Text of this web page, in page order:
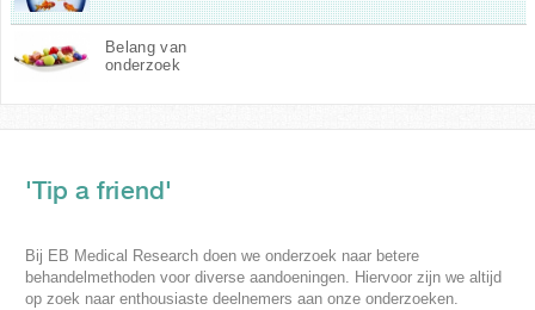
Belang van
onderzoek
'Tip a friend'
Bij EB Medical Research doen we onderzoek naar betere
behandelmethoden voor diverse aandoeningen. Hiervoor zijn we altijd
op zoek naar enthousiaste deelnemers aan onze onderzoeken.